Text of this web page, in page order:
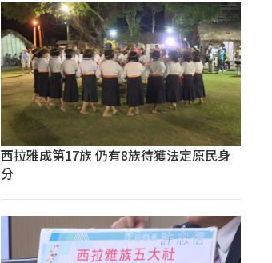
西拉雅成第17族 仍有8族待獲法定原民身
分